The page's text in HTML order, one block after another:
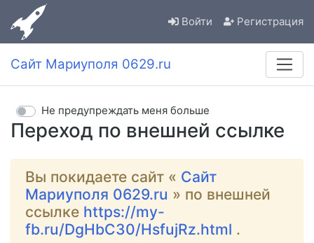
Войти Регистрация
Сайт Мариуполя 0629.ru
Переход по внешней ссылке
Не предупреждать меня больше
Вы покидаете сайт « Сайт
Мариуполя 0629.ru » по внешней
ссылке https://my-
fb.ru/DgHbC30/HsfujRz.html .